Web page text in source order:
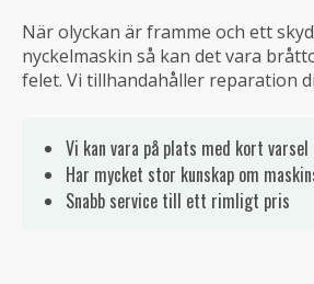
När olyckan är framme och ett
nyckelmaskin så kan det vara
felet. Vi tillhandahåller reparation
Vi kan vara på plats med kort varsel
Har mycket stor kunskap om
Snabb service till ett rimligt pris